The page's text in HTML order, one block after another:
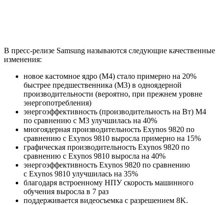
В пресс-релизе Samsung называются следующие качественные
изменения:
новое кастомное ядро (M4) стало примерно на 20%
быстрее предшественника (M3) в одноядерной
производительности (вероятно, при прежнем уровне
энергопотребления)
энергоэффективность (производительность на Вт) M4
по сравнению с M3 улучшилась на 40%
многоядерная производительность Exynos 9820 по
сравнению с Exynos 9810 выросла примерно на 15%
графическая производительность Exynos 9820 по
сравнению с Exynos 9810 выросла на 40%
энергоэффективность Exynos 9820 по сравнению
с Exynos 9810 улучшилась на 35%
благодаря встроенному НПУ скорость машинного
обучения выросла в 7 раз
поддерживается видеосъемка с разрешением 8K.